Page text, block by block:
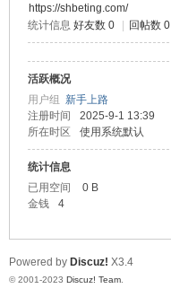
https://shbeting.com/
统计信息 好友数 0 回帖数 0
活跃概况
用户组 新手上路
注册时间
2025-9-1 13:39
所在时区
使用系统默认
统计信息
已用空间
0 B
金钱
4
Powered by Discuz! X3.4
© 2001-2023 Discuz! Team